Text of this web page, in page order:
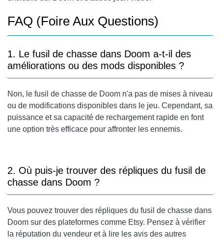
FAQ (Foire Aux Questions)
1. Le fusil de chasse dans Doom a-t-il des
améliorations ou des mods disponibles ?
Non, le fusil de chasse de Doom n'a pas de mises à niveau
ou de modifications disponibles dans le jeu. Cependant, sa
puissance et sa capacité de rechargement rapide en font
une option très efficace pour affronter les ennemis.
2. Où puis-je trouver des répliques du fusil de
chasse dans Doom ?
Vous pouvez trouver des répliques du fusil de chasse dans
Doom sur des plateformes comme Etsy. Pensez à vérifier
la réputation du vendeur et à lire les avis des autres